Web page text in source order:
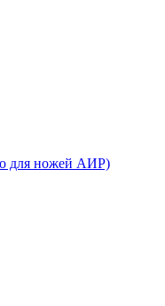
для ножей АИР)